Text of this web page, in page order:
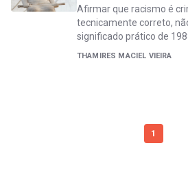
Afirmar que racismo é
tecnicamente correto,
significado prático de
THAMIRES MACIEL VIEIRA
1